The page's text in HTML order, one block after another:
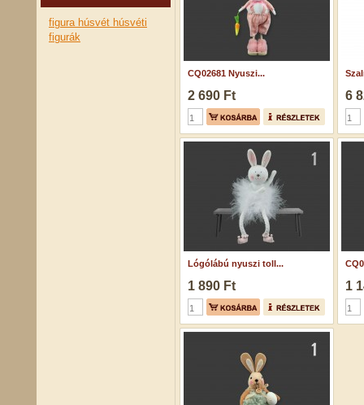
figura húsvét húsvéti
figurák
CQ02681 Nyuszi...
2 690 Ft 6
Lógólábú nyuszi toll...
1 890 Ft 1